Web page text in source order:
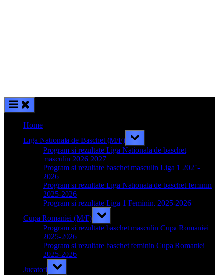
Home
Liga Nationala de Baschet (M/F)
Toggle
sub-
menu
Program si rezultate Liga Nationala de baschet
masculin 2026-2027
Program si rezultate baschet masculin Liga 1 2025-
2026
Program si rezultate Liga Nationala de baschet feminin
2025-2026
Program si rezultate Liga 1 Feminin, 2025-2026
Cupa Romaniei (M/F)
Toggle
sub-
menu
Program si rezultate baschet masculin Cupa Romaniei
2025-2026
Program si rezultate baschet feminin Cupa Romaniei
2025-2026
Jucatori
Toggle
sub-